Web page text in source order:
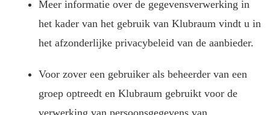
Meer informatie over de gegevensverwerking in
het kader van het gebruik van Klubraum vindt u in
het afzonderlijke privacybeleid van de aanbieder.
Voor zover een gebruiker als beheerder van een
groep optreedt en Klubraum gebruikt voor de